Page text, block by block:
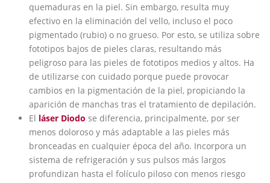
quemaduras en la piel. Sin embargo, resulta muy
efectivo en la eliminación del vello, incluso el poco
pigmentado (rubio) o no grueso. Por esto, se utiliza sobre
fototipos bajos de pieles claras, resultando más
peligroso para las pieles de fototipos medios y altos. Ha
de utilizarse con cuidado porque puede provocar
cambios en la pigmentación de la piel, propiciando la
aparición de manchas tras el tratamiento de depilación.
El láser Diodo se diferencia, principalmente, por ser
menos doloroso y más adaptable a las pieles más
bronceadas en cualquier época del año. Incorpora un
sistema de refrigeración y sus pulsos más largos
profundizan hasta el folículo piloso con menos riesgo